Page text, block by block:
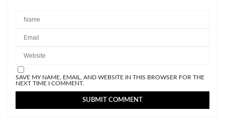
SAVE MY NAME, EMAIL, AND WEBSITE IN THIS BROWSER FOR THE
NEXT TIME I COMMENT.